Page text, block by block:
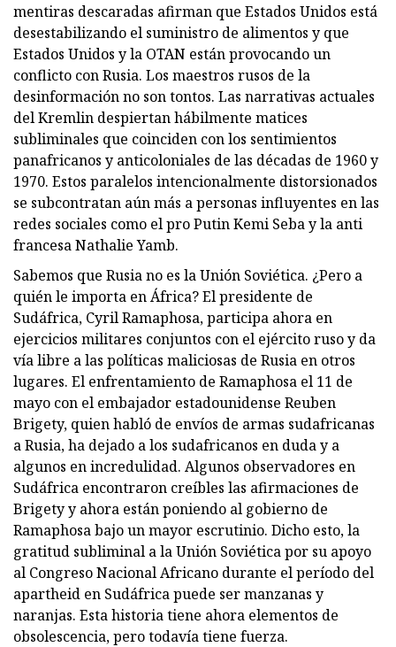
mentiras descaradas afirman que Estados Unidos está
desestabilizando el suministro de alimentos y que
Estados Unidos y la OTAN están provocando un
conflicto con Rusia. Los maestros rusos de la
desinformación no son tontos. Las narrativas actuales
del Kremlin despiertan hábilmente matices
subliminales que coinciden con los sentimientos
panafricanos y anticoloniales de las décadas de 1960 y
1970. Estos paralelos intencionalmente distorsionados
se subcontratan aún más a personas influyentes en las
redes sociales como el pro Putin Kemi Seba y la anti
francesa Nathalie Yamb.
Sabemos que Rusia no es la Unión Soviética. ¿Pero a
quién le importa en África? El presidente de
Sudáfrica, Cyril Ramaphosa, participa ahora en
ejercicios militares conjuntos con el ejército ruso y da
vía libre a las políticas maliciosas de Rusia en otros
lugares. El enfrentamiento de Ramaphosa el 11 de
mayo con el embajador estadounidense Reuben
Brigety, quien habló de envíos de armas sudafricanas
a Rusia, ha dejado a los sudafricanos en duda y a
algunos en incredulidad. Algunos observadores en
Sudáfrica encontraron creíbles las afirmaciones de
Brigety y ahora están poniendo al gobierno de
Ramaphosa bajo un mayor escrutinio. Dicho esto, la
gratitud subliminal a la Unión Soviética por su apoyo
al Congreso Nacional Africano durante el período del
apartheid en Sudáfrica puede ser manzanas y
naranjas. Esta historia tiene ahora elementos de
obsolescencia, pero todavía tiene fuerza.